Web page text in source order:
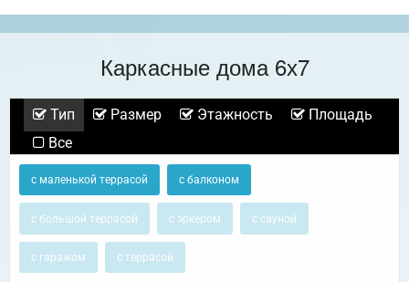
Каркасные дома 6х7
Тип Размер Этажность
Площадь
Все
с маленькой террасой с балконом
с большой террасой с эркером с сауной
с гаражом с террасой